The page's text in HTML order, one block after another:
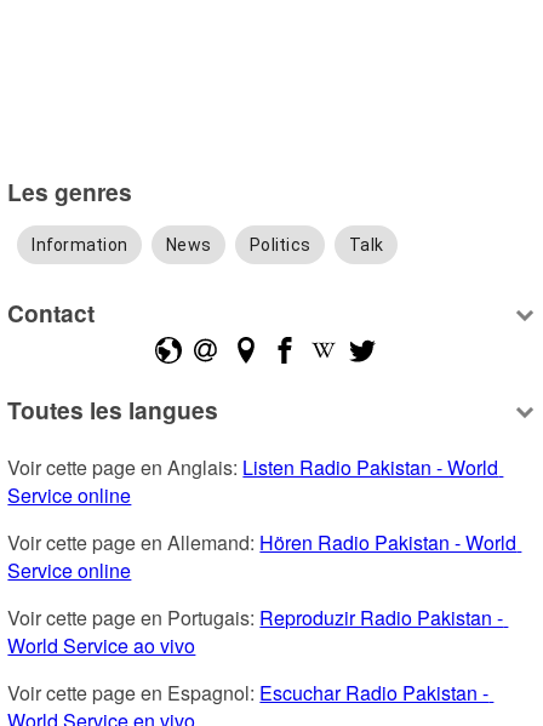
Les genres
Information News Politics Talk
Contact
Toutes les langues
Voir cette page en Anglais: Listen Radio Pakistan - World
Service online
Voir cette page en Allemand: Hören Radio Pakistan - World
Service online
Voir cette page en Portugais: Reproduzir Radio Pakistan -
World Service ao vivo
Voir cette page en Espagnol: Escuchar Radio Pakistan -
World Service en vivo